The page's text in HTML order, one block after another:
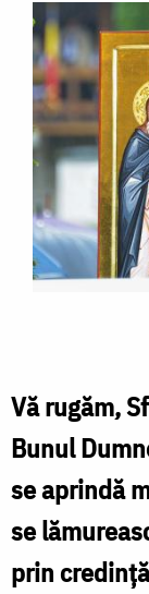
Vă rugăm,
Bunul
se aprindă
se
prin